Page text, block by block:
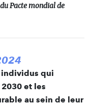
Pacte mondial de
individus qui
et les
au sein de leur